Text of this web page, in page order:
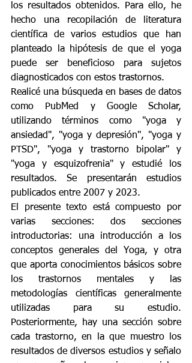
los resultados obtenidos. Para ello, he
hecho una recopilación de literatura
científica de varios estudios que han
planteado la hipótesis de que el yoga
puede ser beneficioso para sujetos
diagnosticados con estos trastornos.
Realicé una búsqueda en bases de datos
como PubMed y Google Scholar,
utilizando términos como "yoga y
ansiedad", "yoga y depresión", "yoga y
PTSD", "yoga y trastorno bipolar" y
"yoga y esquizofrenia" y estudié los
resultados. Se presentarán estudios
publicados entre 2007 y 2023.
El presente texto está compuesto por
varias secciones: dos secciones
introductorias: una introducción a los
conceptos generales del Yoga, y otra
que aporta conocimientos básicos sobre
los trastornos mentales y las
metodologías científicas generalmente
utilizadas para su estudio.
Posteriormente, hay una sección sobre
cada trastorno, en la que muestro los
resultados de diversos estudios y señalo